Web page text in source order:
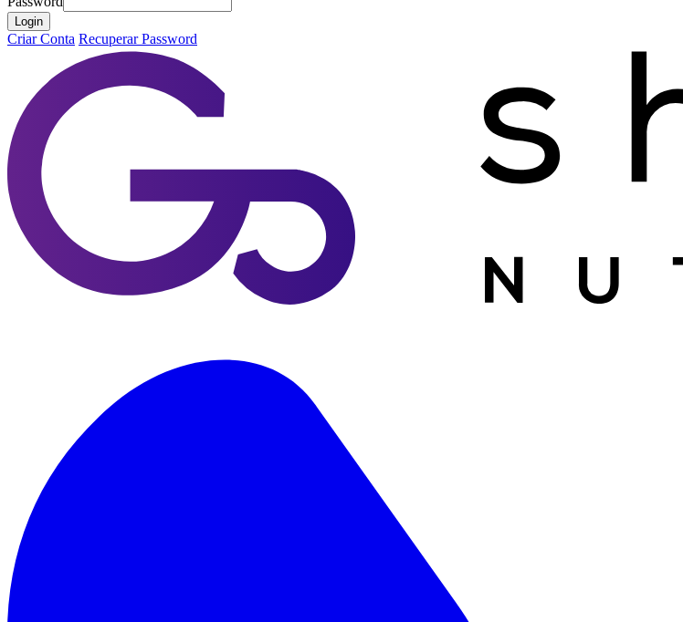
Login
Criar Conta Recuperar Password